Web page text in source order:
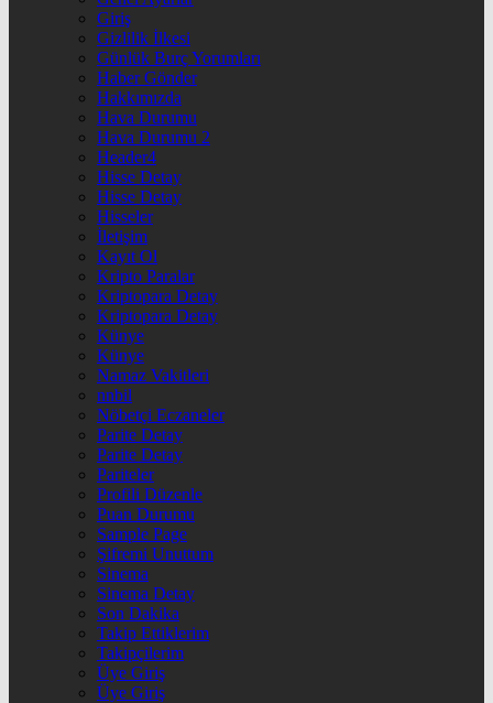
Giriş
Gizlilik İlkesi
Günlük Burç Yorumları
Haber Gönder
Hakkımızda
Hava Durumu
Hava Durumu 2
Header4
Hisse Detay
Hisse Detay
Hisseler
İletişim
Kayıt Ol
Kripto Paralar
Kriptopara Detay
Kriptopara Detay
Künye
Künye
Namaz Vakitleri
nnbil
Nöbetçi Eczaneler
Parite Detay
Parite Detay
Pariteler
Profili Düzenle
Puan Durumu
Sample Page
Şifremi Unuttum
Sinema
Sinema Detay
Son Dakika
Takip Ettiklerim
Takipçilerim
Üye Giriş
Üye Giriş